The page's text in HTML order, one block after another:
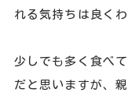
れる気持ちは良くわ
少しでも多く食べ
だと思いますが、